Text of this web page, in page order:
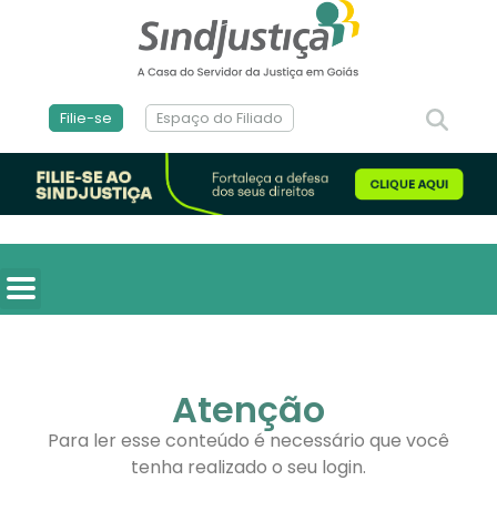
Filie-se Espaço do Filiado
Atenção
Para ler esse conteúdo é necessário que você
tenha realizado o seu login.